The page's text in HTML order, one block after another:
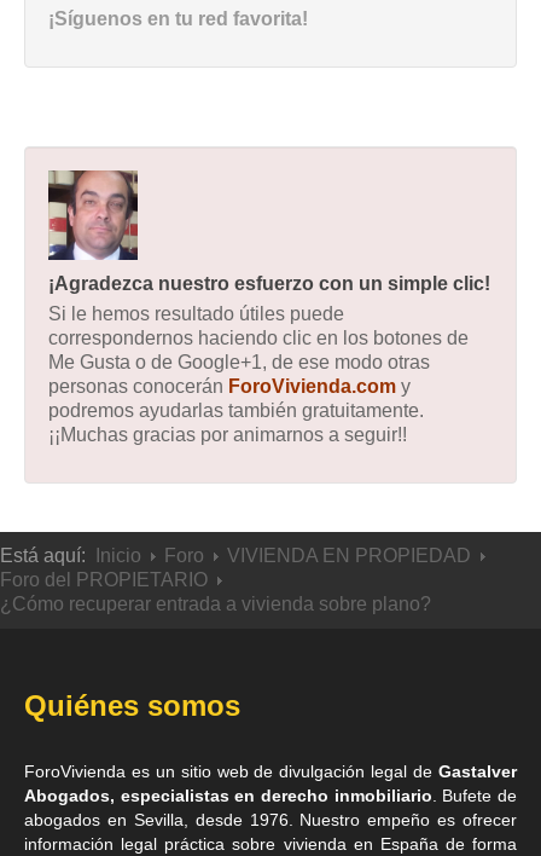
¡Síguenos en tu red favorita!
¡Agradezca nuestro esfuerzo con un simple clic!
Si le hemos resultado útiles puede
correspondernos haciendo clic en los botones de
Me Gusta o de Google+1, de ese modo otras
personas conocerán ForoVivienda.com y
podremos ayudarlas también gratuitamente.
¡¡Muchas gracias por animarnos a seguir!!
Está aquí: Inicio Foro
VIVIENDA EN PROPIEDAD
Foro del PROPIETARIO
¿Cómo recuperar entrada a vivienda sobre plano?
Quiénes somos
ForoVivienda es un sitio web de divulgación legal de Gastalver
Abogados, especialistas en derecho inmobiliario . Bufete de
abogados en Sevilla , desde 1976. Nuestro empeño es ofrecer
información legal práctica sobre vivienda en España de forma